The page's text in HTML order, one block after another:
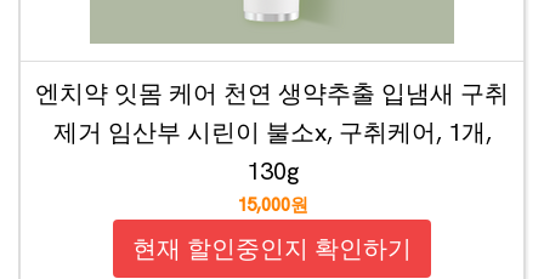
엔치약 잇몸 케어 천연 생약추출 입냄새 구취
제거 임산부 시린이 불소x, 구취케어, 1개,
130g
15,000원
현재 할인중인지 확인하기